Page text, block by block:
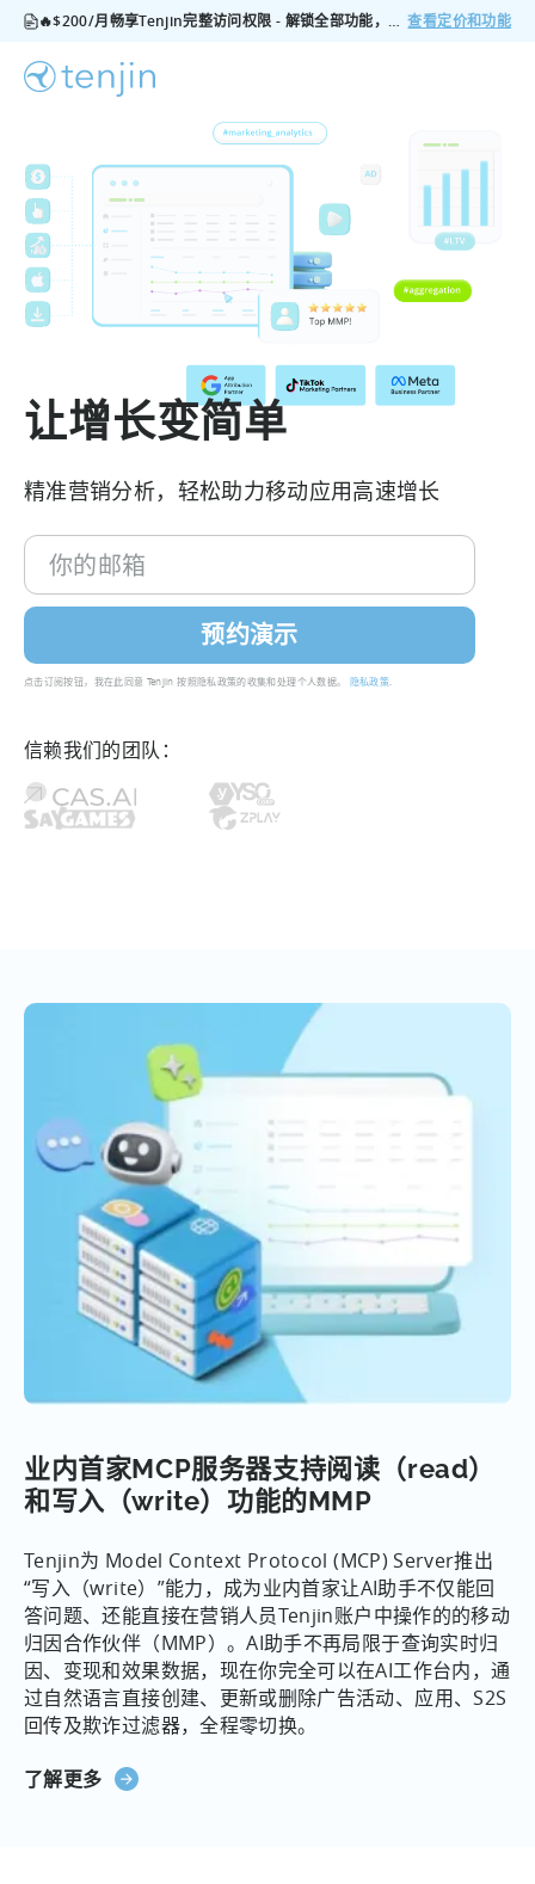
🔥$200/月畅享Tenjin完整访问权限 - 解锁全部功能，无隐藏费用，随时可取消 查看定价和功能
让增长变简单
精准营销分析，轻松助力移动应用高速增长
点击订阅按钮，我在此同意 Tenjin 按照隐私政策的收集和处理个人数据。 隐私政策.
信赖我们的团队：
业内首家MCP服务器支持阅读（read）
和写入（write）功能的MMP
Tenjin为 Model Context Protocol (MCP) Server推出
“写入（write）”能力，成为业内首家让AI助手不仅能回
答问题、还能直接在营销人员Tenjin账户中操作的的移动
归因合作伙伴（MMP）。AI助手不再局限于查询实时归
因、变现和效果数据，现在你完全可以在AI工作台内，通
过自然语言直接创建、更新或删除广告活动、应用、S2S
回传及欺诈过滤器，全程零切换。
了解更多